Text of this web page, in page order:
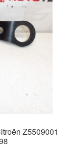
Z5509001